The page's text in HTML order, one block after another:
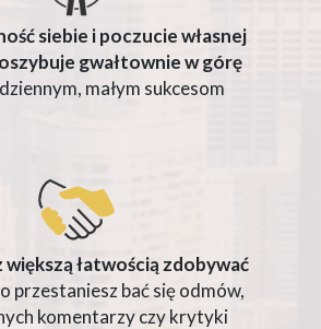
siebie i poczucie własnej
gwałtownie w górę
małym sukcesom
większą łatwością zdobywać
przestaniesz bać się odmów,
komentarzy czy krytyki